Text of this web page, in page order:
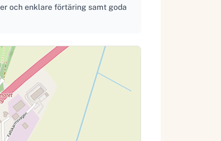
och enklare förtäring samt goda